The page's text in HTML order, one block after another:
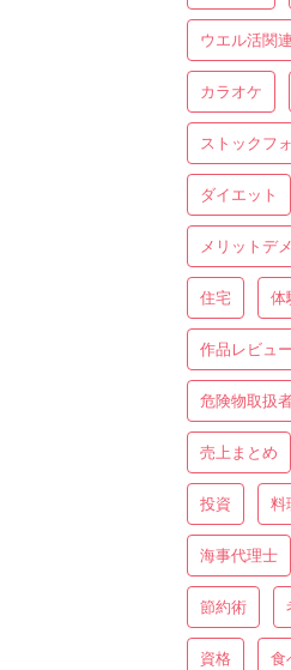
ウエル活関連
カラオケ
ストックフ
ダイエット
メリットデ
住宅 体
作品レビュー
危険物取扱
売上まとめ
投資 料
海事代理士
節約術
資格 食